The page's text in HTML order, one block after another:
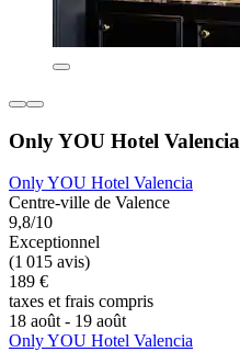
Only YOU Hotel Valencia
Only YOU Hotel Valencia
Centre-ville de Valence
9,8/10
Exceptionnel
(1 015 avis)
189 €
taxes et frais compris
18 août - 19 août
Only YOU Hotel Valencia